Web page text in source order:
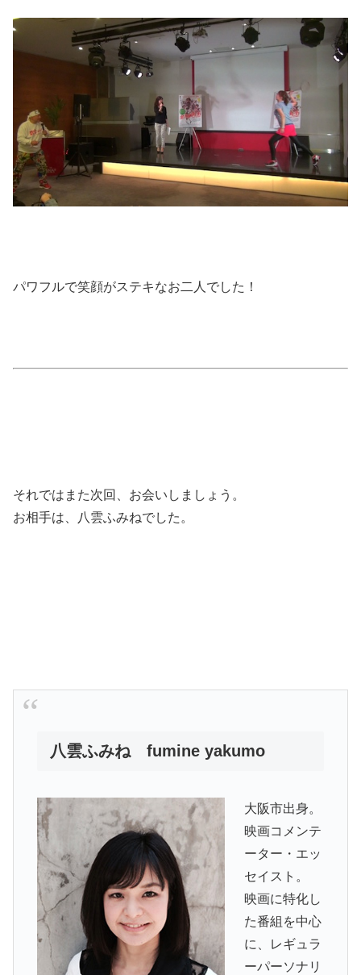
パワフルで笑顔がステキなお二人でした！
それではまた次回、お会いしましょう。
お相手は、八雲ふみねでした。
八雲ふみね fumine yakumo
大阪市出身。
映画コメンテ
ーター・エッ
セイスト。
映画に特化し
た番組を中心
に、レギュラ
ーパーソナリ